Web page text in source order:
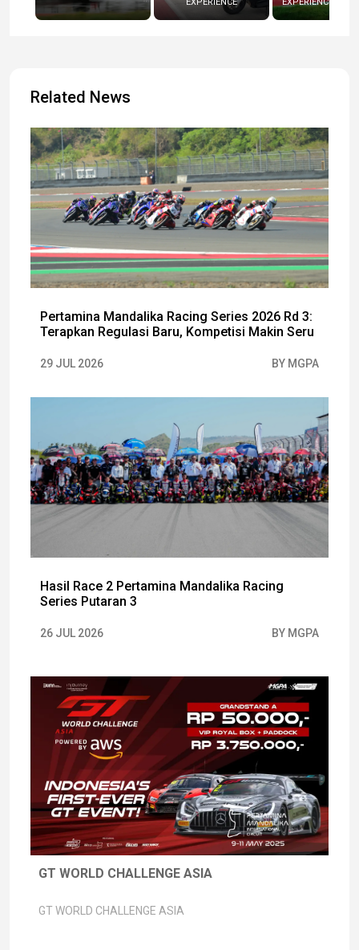
EXPERIENCE
EXPERIENCE
Related News
Pertamina Mandalika Racing Series 2026 Rd 3:
Terapkan Regulasi Baru, Kompetisi Makin Seru
29 JUL 2026 BY MGPA
Hasil Race 2 Pertamina Mandalika Racing
Series Putaran 3
26 JUL 2026 BY MGPA
GT WORLD CHALLENGE ASIA
GT WORLD CHALLENGE ASIA